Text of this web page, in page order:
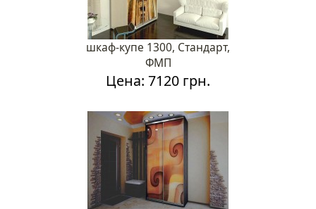
шкаф-купе 1300, Стандарт,
ФМП
Цена: 7120 грн.